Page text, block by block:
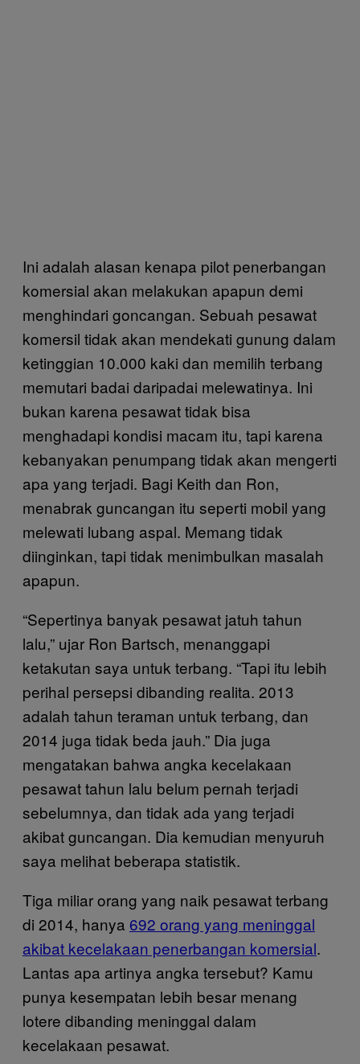
Ini adalah alasan kenapa pilot penerbangan
komersial akan melakukan apapun demi
menghindari goncangan. Sebuah pesawat
komersil tidak akan mendekati gunung dalam
ketinggian 10.000 kaki dan memilih terbang
memutari badai daripadai melewatinya. Ini
bukan karena pesawat tidak bisa
menghadapi kondisi macam itu, tapi karena
kebanyakan penumpang tidak akan mengerti
apa yang terjadi. Bagi Keith dan Ron,
menabrak guncangan itu seperti mobil yang
melewati lubang aspal. Memang tidak
diinginkan, tapi tidak menimbulkan masalah
apapun.
“Sepertinya banyak pesawat jatuh tahun
lalu,” ujar Ron Bartsch, menanggapi
ketakutan saya untuk terbang. “Tapi itu lebih
perihal persepsi dibanding realita. 2013
adalah tahun teraman untuk terbang, dan
2014 juga tidak beda jauh.” Dia juga
mengatakan bahwa angka kecelakaan
pesawat tahun lalu belum pernah terjadi
sebelumnya, dan tidak ada yang terjadi
akibat guncangan. Dia kemudian menyuruh
saya melihat beberapa statistik.
Tiga miliar orang yang naik pesawat terbang
di 2014, hanya 692 orang yang meninggal
akibat kecelakaan penerbangan komersial.
Lantas apa artinya angka tersebut? Kamu
punya kesempatan lebih besar menang
lotere dibanding meninggal dalam
kecelakaan pesawat.